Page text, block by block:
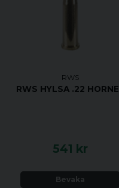
RWS
RWS HYLSA .22
541 kr
Bevaka